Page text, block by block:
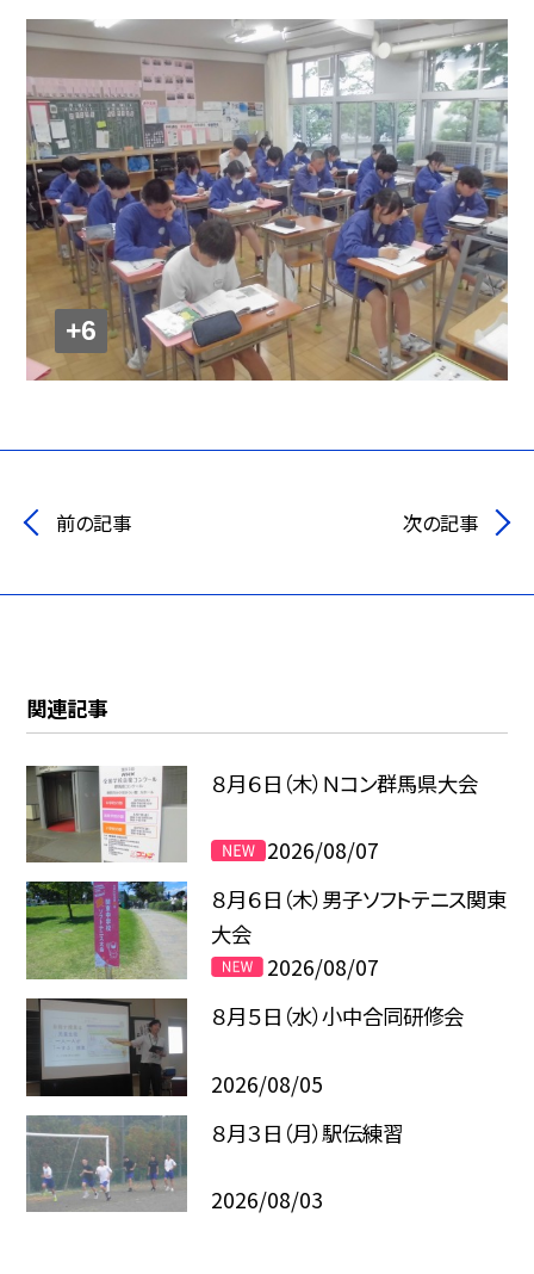
+6
前の記事 次の記事
関連記事
８月６日（木）Ｎコン群馬県大会
2026/08/07
８月６日（木）男子ソフトテニス関東
大会
2026/08/07
８月５日（水）小中合同研修会
2026/08/05
８月３日（月）駅伝練習
2026/08/03